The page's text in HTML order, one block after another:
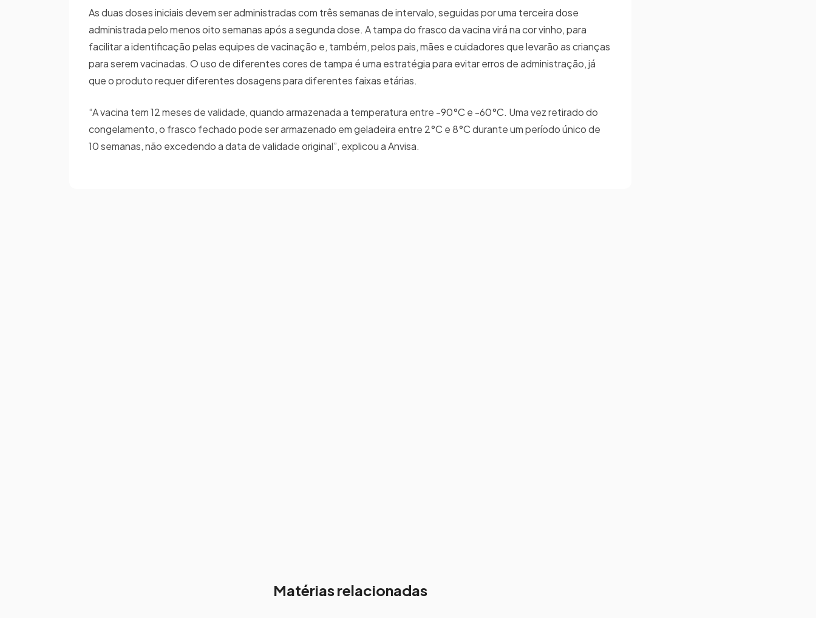
As duas doses iniciais devem ser administradas com três semanas de intervalo, seguidas por uma terceira dose
administrada pelo menos oito semanas após a segunda dose. A tampa do frasco da vacina virá na cor vinho, para
facilitar a identificação pelas equipes de vacinação e, também, pelos pais, mães e cuidadores que levarão as crianças
para serem vacinadas. O uso de diferentes cores de tampa é uma estratégia para evitar erros de administração, já
que o produto requer diferentes dosagens para diferentes faixas etárias.
“A vacina tem 12 meses de validade, quando armazenada a temperatura entre -90°C e -60°C. Uma vez retirado do
congelamento, o frasco fechado pode ser armazenado em geladeira entre 2°C e 8°C durante um período único de
10 semanas, não excedendo a data de validade original”, explicou a Anvisa.
Matérias relacionadas